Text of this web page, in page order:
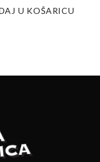
U KOŠARICU